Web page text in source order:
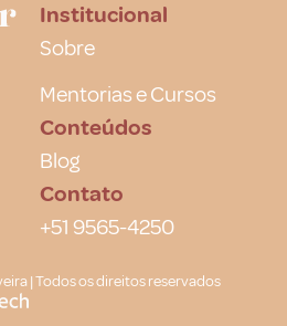
Institucional
Sobre
Mentorias e Cursos
Conteúdos
Blog
Contato
+51 9565-4250
| Todos os direitos reservados